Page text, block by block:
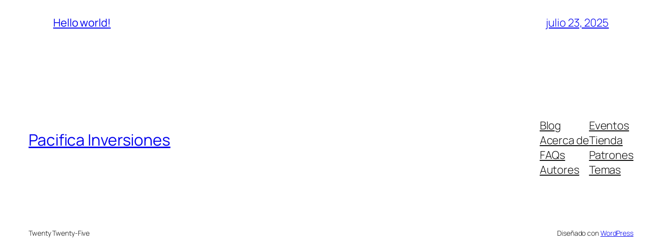
Hello world! julio 23, 2025
Pacifica Inversiones
Blog
Acerca de
FAQs
Autores
Eventos
Tienda
Patrones
Temas
Twenty Twenty-Five Diseñado conWordPress